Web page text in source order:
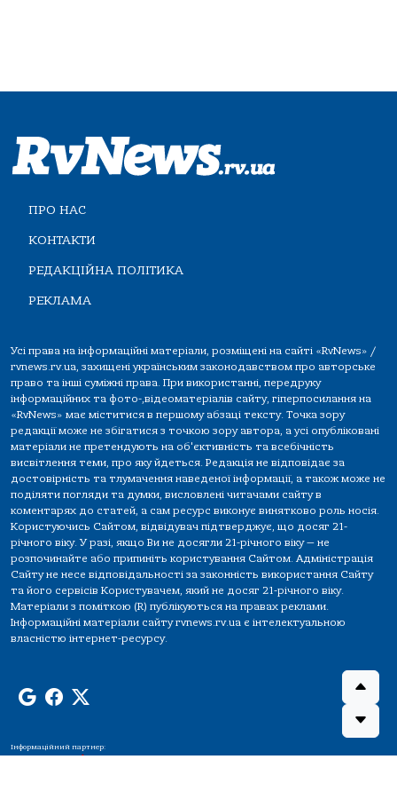
ПРО НАС
КОНТАКТИ
РЕДАКЦІЙНА ПОЛІТИКА
РЕКЛАМА
Усі права на інформаційні матеріали, розміщені на сайті «RvNews» /
rvnews.rv.ua, захищені українським законодавством про авторське
право та інші суміжні права. При використанні, передруку
інформаційних та фото-,відеоматеріалів сайту, гіперпосилання на
«RvNews» має міститися в першому абзаці тексту. Точка зору
редакції може не збігатися з точкою зору автора, а усі опубліковані
матеріали не претендують на об'єктивність та всебічність
висвітлення теми, про яку йдеться. Редакція не відповідає за
достовірність та тлумачення наведеної інформації, а також може не
поділяти погляди та думки, висловлені читачами сайту в
коментарях до статей, а сам ресурс виконує винятково роль носія.
Користуючись Сайтом, відвідувач підтверджує, що досяг 21-
річного віку. У разі, якщо Ви не досягли 21-річного віку — не
розпочинайте або припиніть користування Сайтом. Адміністрація
Сайту не несе відповідальності за законність використання Сайту
та його сервісів Користувачем, який не досяг 21-річного віку.
Матеріали з поміткою (R) публікуються на правах реклами.
Інформаційні матеріали сайту rvnews.rv.ua є інтелектуальною
власністю інтернет-ресурсу.
Інформаційний партнер: